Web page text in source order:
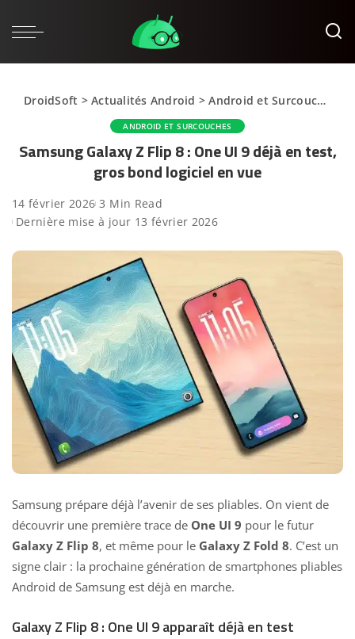
DroidSoft >Actualités Android >Android et Surcouches
ANDROID ET SURCOUCHES
Samsung Galaxy Z Flip 8 : One UI 9 déjà en test,
gros bond logiciel en vue
14 février 2026 3 Min Read
Dernière mise à jour 13 février 2026
Samsung prépare déjà l’avenir de ses pliables. On vient de
découvrir une première trace de One UI 9 pour le futur
Galaxy Z Flip 8, et même pour le Galaxy Z Fold 8. C’est un
signe clair : la prochaine génération de smartphones pliables
Android de Samsung est déjà en marche.
Galaxy Z Flip 8 : One UI 9 apparaît déjà en test